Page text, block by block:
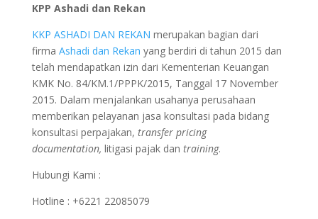
KPP Ashadi dan Rekan
KKP ASHADI DAN REKAN merupakan bagian dari
firma Ashadi dan Rekan yang berdiri di tahun 2015 dan
telah mendapatkan izin dari Kementerian Keuangan
KMK No. 84/KM.1/PPPK/2015, Tanggal 17 November
2015. Dalam menjalankan usahanya perusahaan
memberikan pelayanan jasa konsultasi pada bidang
konsultasi perpajakan, transfer pricing
documentation, litigasi pajak dan training.
Hubungi Kami :
Hotline : +6221 22085079